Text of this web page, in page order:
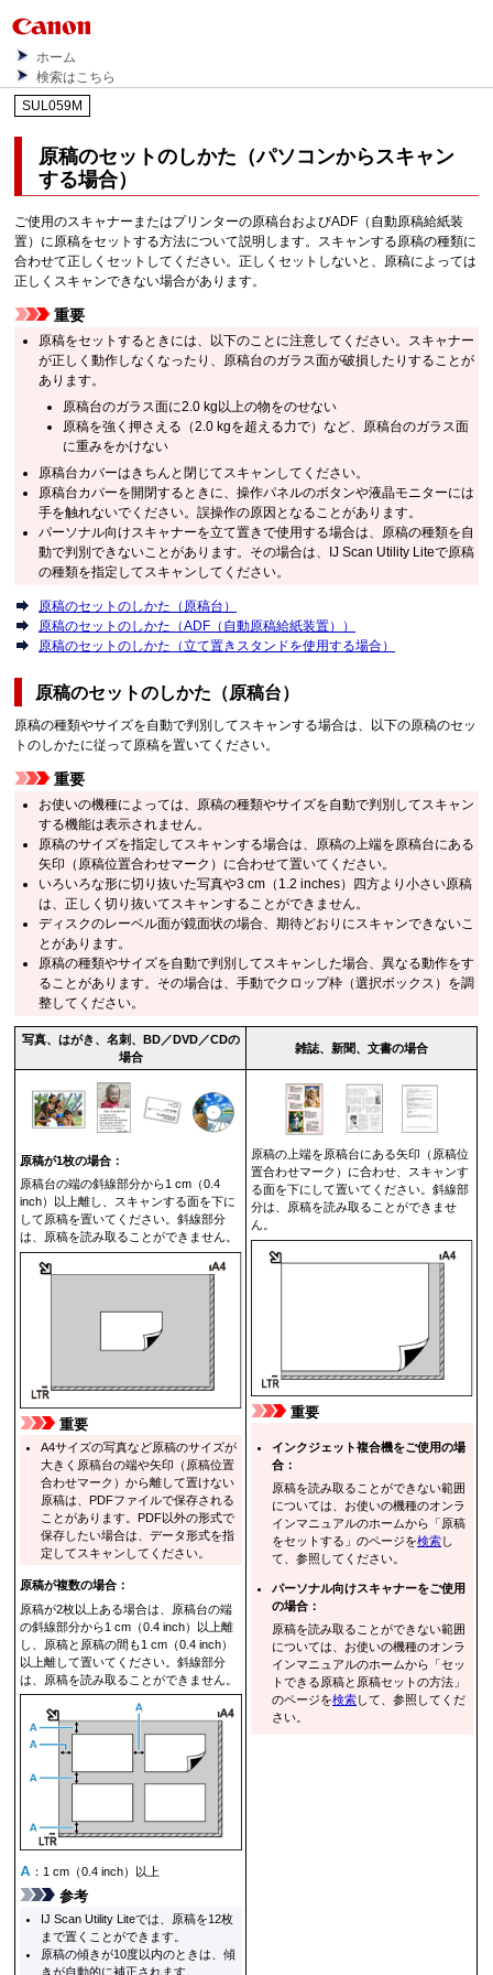
ホーム
検索はこちら
SUL059M
原稿のセットのしかた（パソコンからスキャン
する場合）
ご使用のスキャナー またはプリンターの原稿台およびADF（自動原稿給紙装
置） に原稿をセットする方法について説明します。 スキャンする原稿の種類に
合わせて正しくセットしてください。正しくセットしないと、原稿によっては
正しくスキャンできない場合があります。
重要
原稿をセットするときには、以下のことに注意してください。 スキャナー
が正しく動作しなくなったり、 原稿台のガラス面が破損したりすることが
あります。
原稿台のガラス面に2.0 kg以上の物をのせない
原稿を強く押さえる（2.0 kgを超える力で）など、 原稿台のガラス面
に重みをかけない
原稿台カバーはきちんと閉じてスキャンしてください。
原稿台カバーを開閉するときに、操作パネルのボタンや液晶モニターには
手を触れないでください。誤操作の原因となることがあります。
パーソナル向けスキャナーを立て置きで使用する場合は、原稿の種類を自
動で判別できないことがあります。 その場合は、 IJ Scan Utility Liteで原稿
の種類を指定してスキャンしてください。
原稿のセットのしかた（原稿台）
原稿のセットのしかた（ADF（自動原稿給紙装置）
）
原稿のセットのしかた（立て置きスタンドを使用する場合）
原稿のセットのしかた（原稿台）
原稿の種類やサイズを自動で判別してスキャンする場合は、以下の原稿のセッ
トのしかたに従って原稿を置いてください。
重要
お使いの機種によっては、原稿の種類やサイズを自動で判別してスキャン
する機能は表示されません。
原稿のサイズを指定してスキャンする場合は、原稿の上端を原稿台にある
矢印（ 原稿位置合わせマーク ）に合わせて置いてください。
いろいろな形に切り抜いた写真や3 cm（1.2 inches）四方より小さい原稿
は、正しく切り抜いてスキャンすることができません。
ディスクのレーベル面が鏡面状の場合、期待どおりにスキャンできないこ
とがあります。
原稿の種類やサイズを自動で判別してスキャンした場合、異なる動作をす
ることがあります。 その場合は、手動でクロップ枠（選択ボックス）を調
整してください。
写真、はがき、名刺、BD／DVD／CDの
場合
雑誌、新聞、文書の場合
原稿が1枚の場合：
原稿台の端の斜線部分から1 cm（0.4
inch）以上離し、スキャンする面を下に
して原稿を置いてください。 斜線部分
は、原稿を読み取ることができません。
重要
A4サイズの写真など原稿のサイズが
大きく原稿台の端や矢印（原稿位置
合わせマーク ）から離して置けない
原稿は、PDFファイルで保存される
ことがあります。PDF以外の形式で
保存したい場合は、データ形式を指
定してスキャンしてください。
原稿が複数の場合：
原稿が2枚以上ある場合は、原稿台の端
の斜線部分から1 cm（0.4 inch）以上離
し、原稿と原稿の間も1 cm（0.4 inch）
以上離して置いてください。 斜線部分
は、原稿を読み取ることができません。
：1 cm（0.4 inch）以上
参考
IJ Scan Utility Liteでは、原稿を12枚
まで置くことができます。
原稿の傾きが10度以内のときは、傾
きが自動的に補正されます。
原稿の上端を原稿台にある矢印（原稿位
置合わせマーク ）に合わせ、スキャンす
る面を下にして置いてください。 斜線部
分は、原稿を読み取ることができませ
ん。
重要
インクジェット複合機をご使用の場
合：
原稿を読み取ることができない範囲
については、お使いの機種のオンラ
インマニュアルのホームから「原稿
をセットする」のページを検索し
て、参照してください。
パーソナル向けスキャナーをご使用
の場合：
原稿を読み取ることができない範囲
については、お使いの機種のオンラ
インマニュアルのホームから「セッ
トできる原稿と原稿セットの方法」
のページを検索して、参照してくだ
さい。